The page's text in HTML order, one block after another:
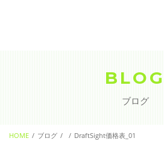
BLOG
ブログ
HOME ブログ DraftSight価格表_01